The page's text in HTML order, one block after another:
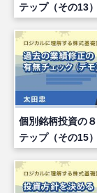
テップ（その13）
個別銘柄投資の
テップ（その15）